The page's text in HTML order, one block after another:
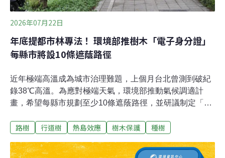
2026年07月22日
年底提都市林專法！ 環境部推樹木「電子身分證」
每縣市將設10條遮蔭路徑
近年極端高溫成為城市治理難題，上個月台北曾測到破紀
錄38℃高溫。為應對極端天氣，環境部推動氣候調適計
畫，希望每縣市規劃至少10條遮蔭路徑，並研議制定「都
考新加坡做法，將樹木資料導入數位平台，猶如為樹木建
各界意見，預計今年底提出專法草案。 填補都市遮蔭缺口
路樹 行道樹 熱島效應 樹木保護 種樹